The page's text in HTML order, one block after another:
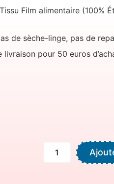
Film alimentaire (100%
de sèche-linge, pas de
pour 50 euros